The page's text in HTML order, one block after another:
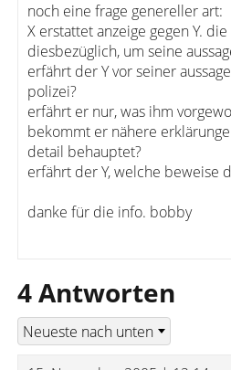
noch eine frage genereller art:
X erstattet anzeige gegen Y.
diesbezüglich, um seine
erfährt der Y vor seiner
polizei?
erfährt er nur, was ihm
bekommt er nähere
detail behauptet?
erfährt der Y, welche beweise
danke für die info. bobby
4 Antworten